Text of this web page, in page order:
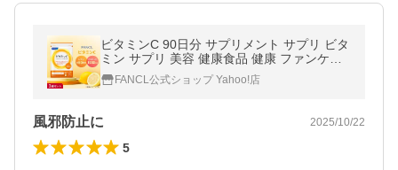
ビタミンC 90日分 サプリメント サプリ ビタ
ミン サプリ 美容 健康食品 健康 ファンケル
FANCL 公式
FANCL公式ショップ Yahoo!店
風邪防止に 2025/10/22
5